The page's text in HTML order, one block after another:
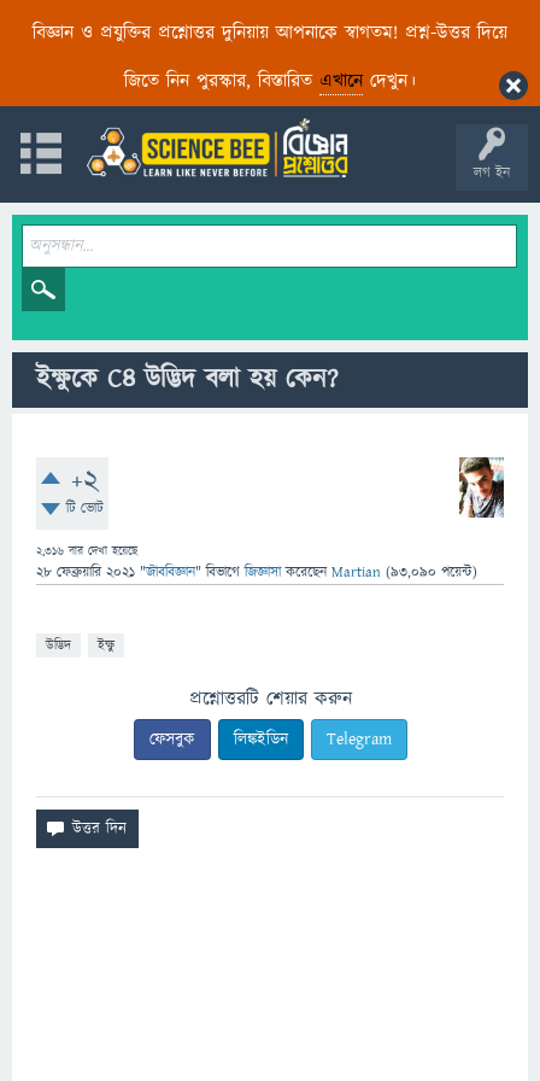
বিজ্ঞান ও প্রযুক্তির প্রশ্নোত্তর দুনিয়ায় আপনাকে স্বাগতম! প্রশ্ন-উত্তর দিয়ে
জিতে নিন পুরস্কার, বিস্তারিত এখানেদেখুন।
লগ ইন
ইক্ষুকে C4 উদ্ভিদ বলা হয় কেন?
+2
টি ভোট
2,316 বার দেখা হয়েছে
28 ফেব্রুয়ারি 2021 "জীববিজ্ঞান" বিভাগে জিজ্ঞাসাকরেছেনMartian (93,090 পয়েন্ট)
উদ্ভিদ ইক্ষু
প্রশ্নোত্তরটি শেয়ার করুন
ফেসবুক লিঙ্কইডিন Telegram